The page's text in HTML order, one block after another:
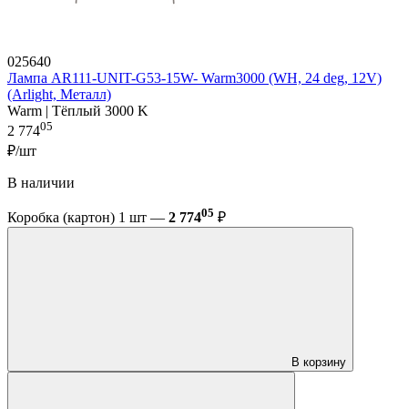
025640
Лампа AR111-UNIT-G53-15W- Warm3000 (WH, 24 deg, 12V)
(Arlight, Металл)
Warm | Тёплый 3000 K
2 77405
₽/шт
В наличии
Коробка (картон) 1 шт — 2 77405 ₽
В корзину